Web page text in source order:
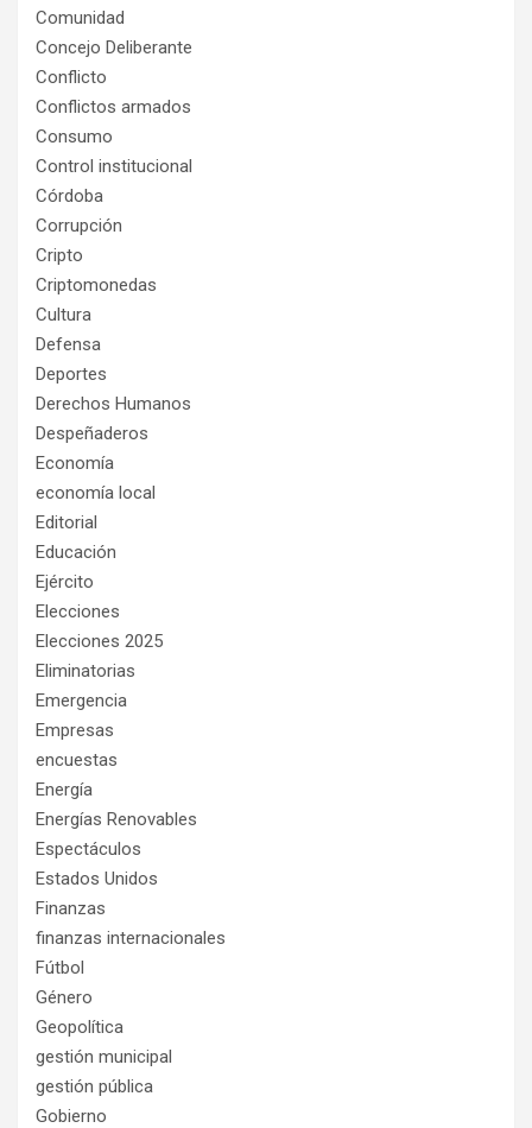
Comunidad
Concejo Deliberante
Conflicto
Conflictos armados
Consumo
Control institucional
Córdoba
Corrupción
Cripto
Criptomonedas
Cultura
Defensa
Deportes
Derechos Humanos
Despeñaderos
Economía
economía local
Editorial
Educación
Ejército
Elecciones
Elecciones 2025
Eliminatorias
Emergencia
Empresas
encuestas
Energía
Energías Renovables
Espectáculos
Estados Unidos
Finanzas
finanzas internacionales
Fútbol
Género
Geopolítica
gestión municipal
gestión pública
Gobierno